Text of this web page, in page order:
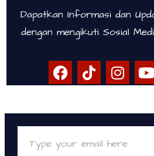
Dapatkan Informasi dan
dengan mengikuti Sosial